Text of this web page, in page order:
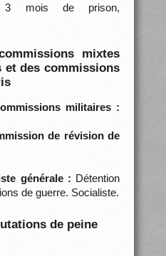
3 mois de prison,
mixtes
et des commissions
militaires :
de révision de
générale : Détention
de guerre. Socialiste.
de peine